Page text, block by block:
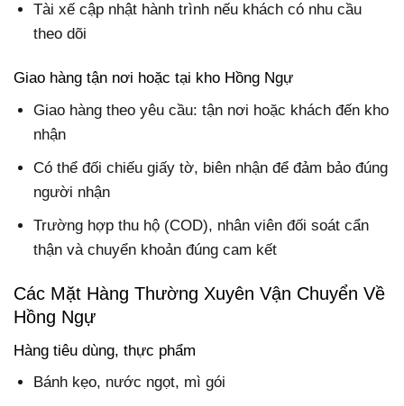
Tài xế cập nhật hành trình nếu khách có nhu cầu
theo dõi
Giao hàng tận nơi hoặc tại kho Hồng Ngự
Giao hàng theo yêu cầu: tận nơi hoặc khách đến kho
nhận
Có thể đối chiếu giấy tờ, biên nhận để đảm bảo đúng
người nhận
Trường hợp thu hộ (COD), nhân viên đối soát cẩn
thận và chuyển khoản đúng cam kết
Các Mặt Hàng Thường Xuyên Vận Chuyển Về
Hồng Ngự
Hàng tiêu dùng, thực phẩm
Bánh kẹo, nước ngọt, mì gói